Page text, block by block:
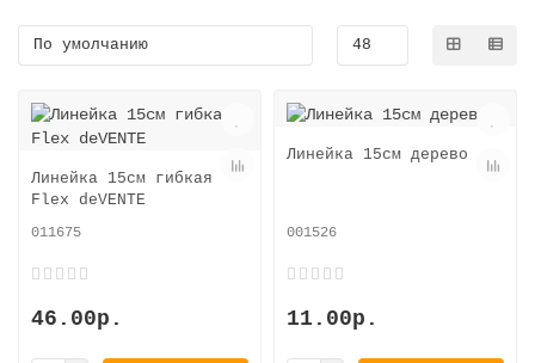
Линейка 15см гибкая
Flex deVENTE
011675
46.00р.
Линейка 15см дерево
001526
11.00р.